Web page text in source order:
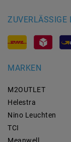
ZUVERLÄSSIGE
MARKEN
M2OUTLET
Helestra
Nino Leuchten
TCI